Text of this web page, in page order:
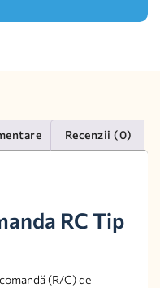
Recenzii (0)
RC Tip
(R/C) de